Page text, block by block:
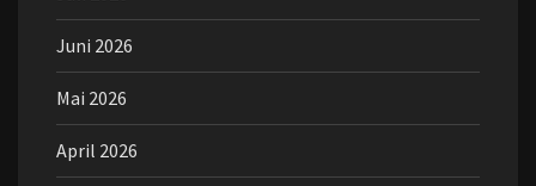
Juni 2026
Mai 2026
April 2026